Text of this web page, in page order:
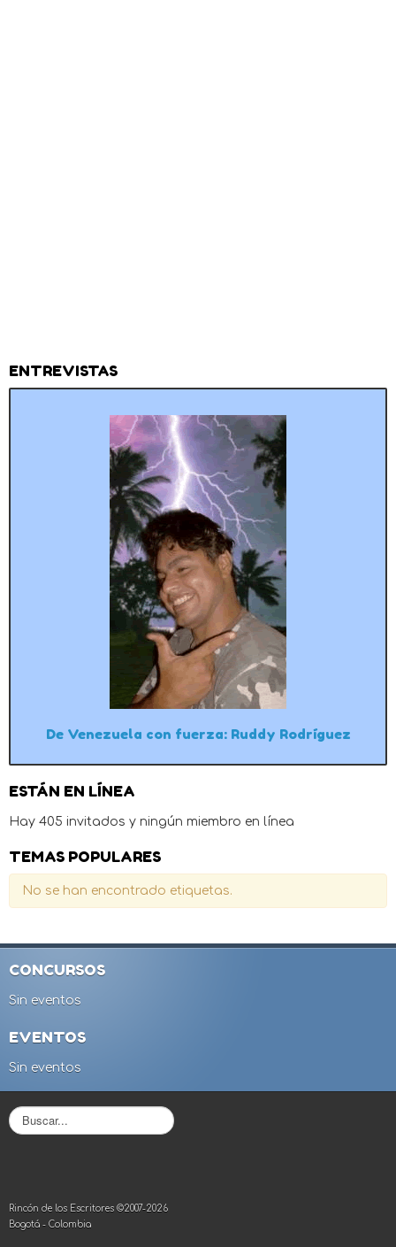
ENTREVISTAS
De Venezuela con fuerza: Ruddy Rodríguez
ESTÁN EN LÍNEA
Hay 405 invitados y ningún miembro en línea
TEMAS POPULARES
No se han encontrado etiquetas.
CONCURSOS
Sin eventos
EVENTOS
Sin eventos
B
u
r
.
Rincón de los Escritores ©2007-2026
Bogotá - Colombia